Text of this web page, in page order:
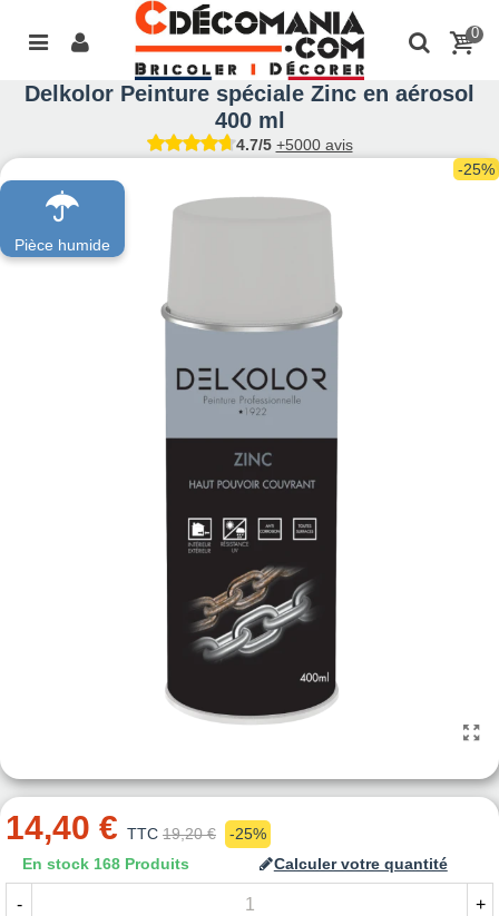
0
Delkolor Peinture spéciale Zinc en aérosol
400 ml
4.7/5 +5000 avis
Pièce humide
-25%
14,40 € TTC 19,20 €
-25%
En stock 168 Produits Calculer votre quantité
- +